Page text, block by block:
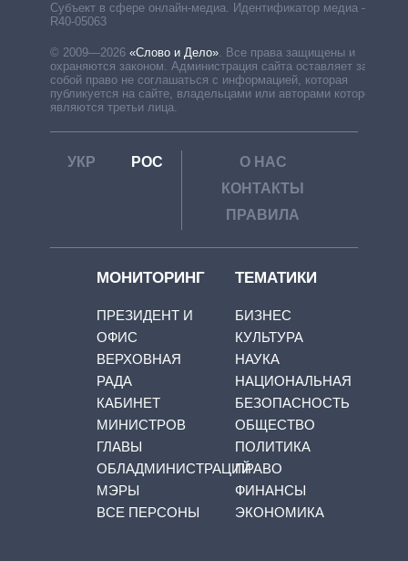
Субъект в сфере онлайн-медиа. Идентификатор медиа –
R40-05063
© 2009—2026 «Слово и Дело». Все права защищены и
охраняются законом. Администрация сайта оставляет за
собой право не соглашаться с информацией, которая
публикуется на сайте, владельцами или авторами которой
являются третьи лица.
УКР РОС
О НАС
КОНТАКТЫ
ПРАВИЛА
МОНИТОРИНГ
ПРЕЗИДЕНТ И
ОФИС
ВЕРХОВНАЯ
РАДА
КАБИНЕТ
МИНИСТРОВ
ГЛАВЫ
ОБЛАДМИНИСТРАЦИЙ
МЭРЫ
ВСЕ ПЕРСОНЫ
ТЕМАТИКИ
БИЗНЕС
КУЛЬТУРА
НАУКА
НАЦИОНАЛЬНАЯ
БЕЗОПАСНОСТЬ
ОБЩЕСТВО
ПОЛИТИКА
ПРАВО
ФИНАНСЫ
ЭКОНОМИКА